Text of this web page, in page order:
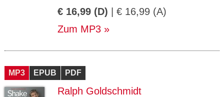
€ 16,99 (D) | € 16,99 (A)
Zum MP3
MP3 EPUB PDF
Ralph Goldschmidt